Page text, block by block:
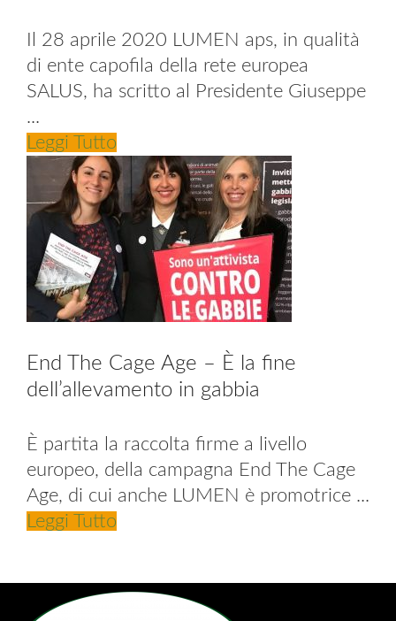
Il 28 aprile 2020 LUMEN aps, in qualità
di ente capofila della rete europea
SALUS, ha scritto al Presidente Giuseppe
...
Leggi Tutto
End The Cage Age – È la fine
dell’allevamento in gabbia
È partita la raccolta firme a livello
europeo, della campagna End The Cage
Age, di cui anche LUMEN è promotrice ...
Leggi Tutto